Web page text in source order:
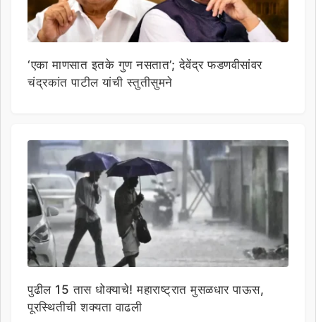
‘एका माणसात इतके गुण नसतात’; देवेंद्र फडणवीसांवर
चंद्रकांत पाटील यांची स्तुतीसुमने
पुढील 15 तास धोक्याचे! महाराष्ट्रात मुसळधार पाऊस,
पूरस्थितीची शक्यता वाढली